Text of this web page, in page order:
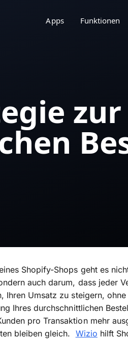
Apps Funktionen
Shopify-Shops geht es
auch darum, dass jeder
Ihren Umsatz zu steigern,
Ihres durchschnittlichen
pro Transaktion mehr
bleiben gleich. Wizio hilft